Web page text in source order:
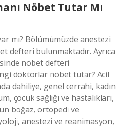
Nöbet Tutar Mı
mı? Bölümümüzde anestezi
defteri bulunmaktadır. Ayrıca
nöbet defteri
doktorlar nöbet tutar? Acil
dahiliye, genel cerrahi, kadın
çocuk sağlığı ve hastalıkları,
boğaz, ortopedi ve
anestezi ve reanimasyon,